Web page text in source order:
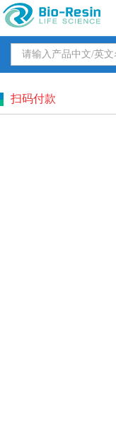
扫码付款